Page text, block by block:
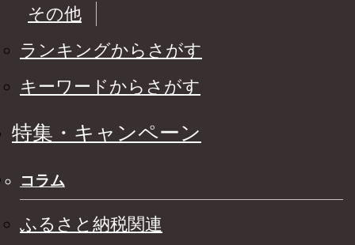
その他
ランキングからさがす
キーワードからさがす
特集・キャンペーン
コラム
ふるさと納税関連